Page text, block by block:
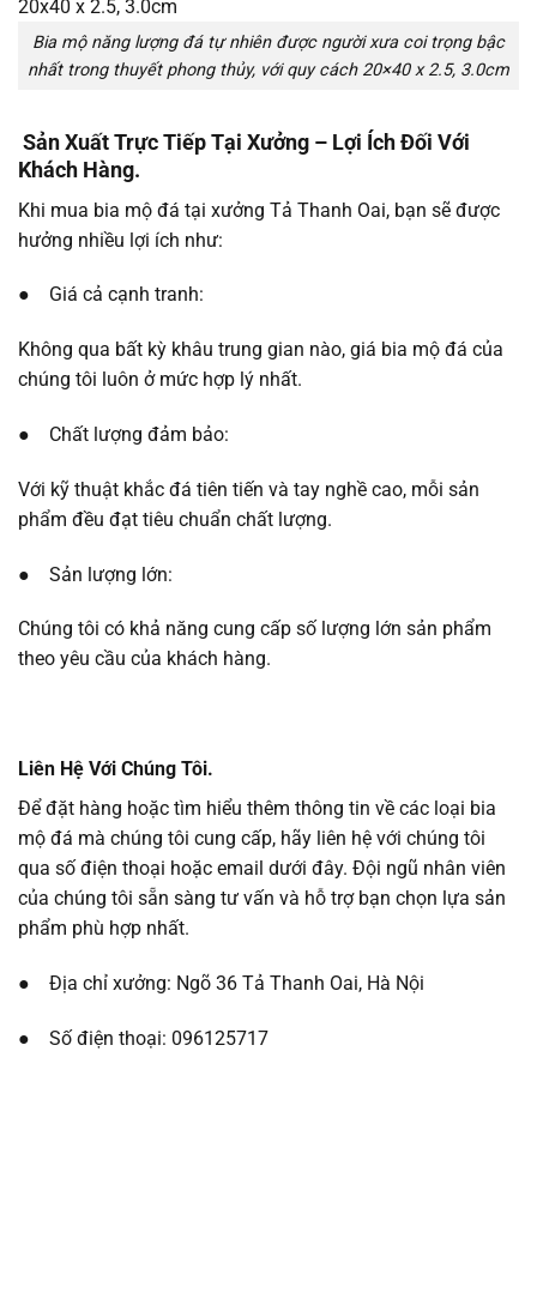
Bia mộ năng lượng đá tự nhiên được người xưa coi trọng bậc
nhất trong thuyết phong thủy, với quy cách 20×40 x 2.5, 3.0cm
Sản Xuất Trực Tiếp Tại Xưởng – Lợi Ích Đối Với
Khách Hàng.
Khi mua bia mộ đá tại xưởng Tả Thanh Oai, bạn sẽ được
hưởng nhiều lợi ích như:
● Giá cả cạnh tranh:
Không qua bất kỳ khâu trung gian nào, giá bia mộ đá của
chúng tôi luôn ở mức hợp lý nhất.
● Chất lượng đảm bảo:
Với kỹ thuật khắc đá tiên tiến và tay nghề cao, mỗi sản
phẩm đều đạt tiêu chuẩn chất lượng.
● Sản lượng lớn:
Chúng tôi có khả năng cung cấp số lượng lớn sản phẩm
theo yêu cầu của khách hàng.
Liên Hệ Với Chúng Tôi.
Để đặt hàng hoặc tìm hiểu thêm thông tin về các loại bia
mộ đá mà chúng tôi cung cấp, hãy liên hệ với chúng tôi
qua số điện thoại hoặc email dưới đây. Đội ngũ nhân viên
của chúng tôi sẵn sàng tư vấn và hỗ trợ bạn chọn lựa sản
phẩm phù hợp nhất.
● Địa chỉ xưởng: Ngõ 36 Tả Thanh Oai, Hà Nội
● Số điện thoại: 096125717